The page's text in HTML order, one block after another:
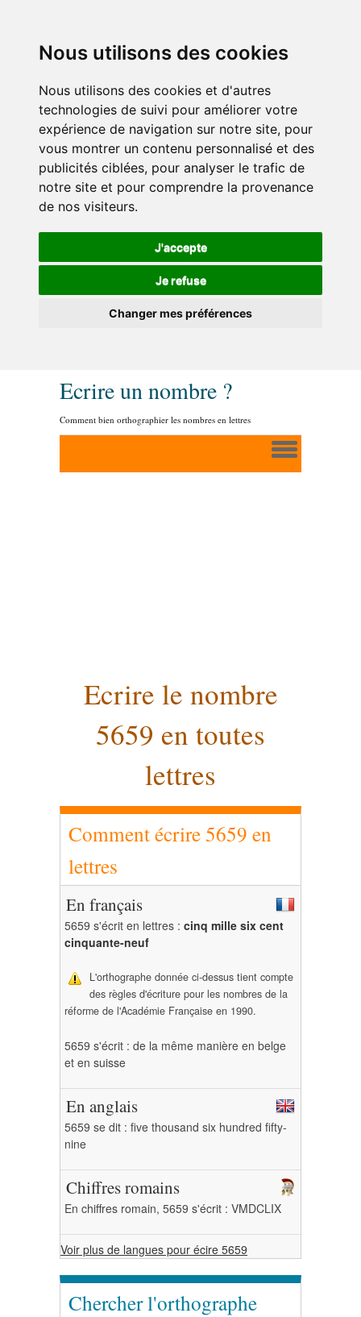
Nous utilisons des cookies
Nous utilisons des cookies et d'autres
technologies de suivi pour améliorer votre
expérience de navigation sur notre site, pour
vous montrer un contenu personnalisé et des
publicités ciblées, pour analyser le trafic de
notre site et pour comprendre la provenance
de nos visiteurs.
J'accepte
Je refuse
Changer mes préférences
Ecrire un nombre ?
Comment bien orthographier les nombres en lettres
Ecrire le nombre
5659 en toutes
lettres
Comment écrire 5659 en
lettres
En français
5659 s'écrit en lettres : cinq mille six cent
cinquante-neuf
L'orthographe donnée ci-dessus tient compte
des règles d'écriture pour les nombres de la
réforme de l'Académie Française en 1990.
5659 s'écrit : de la même manière en belge
et en suisse
En anglais
5659 se dit : five thousand six hundred fifty-
nine
Chiffres romains
En chiffres romain, 5659 s'écrit : VMDCLIX
Voir plus de langues pour écire 5659
Chercher l'orthographe